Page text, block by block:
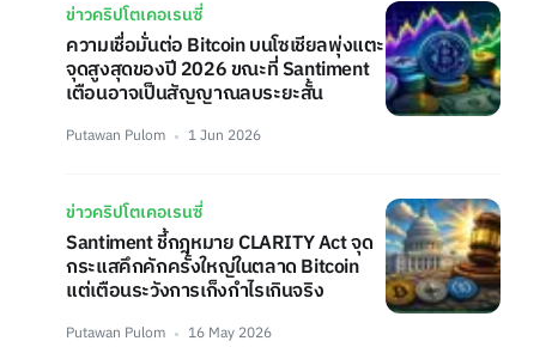
ข่าวคริปโตเคอเรนซี่
ความเชื่อมั่นต่อ Bitcoin บนโซเชียลพุ่งแตะ
จุดสูงสุดของปี 2026 ขณะที่ Santiment
เตือนอาจเป็นสัญญาณลบระยะสั้น
Putawan Pulom 1 Jun 2026
ข่าวคริปโตเคอเรนซี่
Santiment ชี้กฎหมาย CLARITY Act จุด
กระแสคึกคักครั้งใหญ่ในตลาด Bitcoin
แต่เตือนระวังการเก็งกำไรเกินจริง
Putawan Pulom 16 May 2026